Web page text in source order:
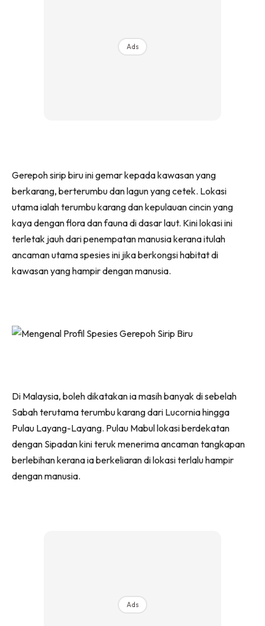
Ads
Gerepoh sirip biru ini gemar kepada kawasan yang
berkarang, berterumbu dan lagun yang cetek. Lokasi
utama ialah terumbu karang dan kepulauan cincin yang
kaya dengan flora dan fauna di dasar laut. Kini lokasi ini
terletak jauh dari penempatan manusia kerana itulah
ancaman utama spesies ini jika berkongsi habitat di
kawasan yang hampir dengan manusia.
Di Malaysia, boleh dikatakan ia masih banyak di sebelah
Sabah terutama terumbu karang dari Lucornia hingga
Pulau Layang-Layang. Pulau Mabul lokasi berdekatan
dengan Sipadan kini teruk menerima ancaman tangkapan
berlebihan kerana ia berkeliaran di lokasi terlalu hampir
dengan manusia.
Ads